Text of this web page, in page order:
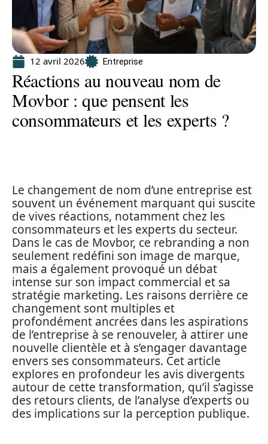
12 avril 2026 Entreprise
Réactions au nouveau nom de
Movbor : que pensent les
consommateurs et les experts ?
Le changement de nom d’une entreprise est
souvent un événement marquant qui suscite
de vives réactions, notamment chez les
consommateurs et les experts du secteur.
Dans le cas de Movbor, ce rebranding a non
seulement redéfini son image de marque,
mais a également provoqué un débat
intense sur son impact commercial et sa
stratégie marketing. Les raisons derrière ce
changement sont multiples et
profondément ancrées dans les aspirations
de l’entreprise à se renouveler, à attirer une
nouvelle clientèle et à s’engager davantage
envers ses consommateurs. Cet article
explores en profondeur les avis divergents
autour de cette transformation, qu’il s’agisse
des retours clients, de l’analyse d’experts ou
des implications sur la perception publique.